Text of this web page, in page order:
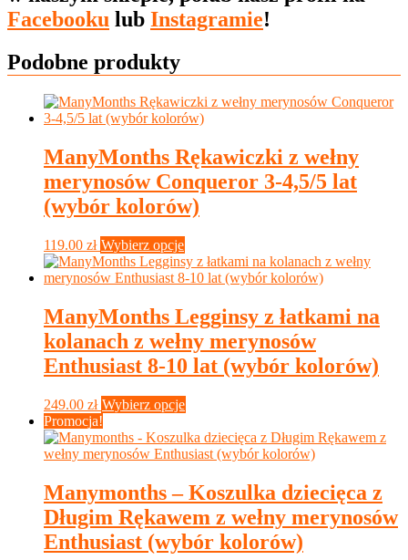
Facebooku lub Instagramie!
Podobne produkty
ManyMonths Rękawiczki z wełny
merynosów Conqueror 3-4,5/5 lat
(wybór kolorów)
119.00 zł Wybierz opcje
produkt
ma
wariantów.
Opcje
można
wybrać
na
produktu
ManyMonths Legginsy z łatkami na
kolanach z wełny merynosów
Enthusiast 8-10 lat (wybór kolorów)
249.00 zł Wybierz opcje
ma
wiele
Opcje
można
wybrać
na
stronie
Promocja!
Manymonths – Koszulka dziecięca z
Długim Rękawem z wełny merynosów
Enthusiast (wybór kolorów)